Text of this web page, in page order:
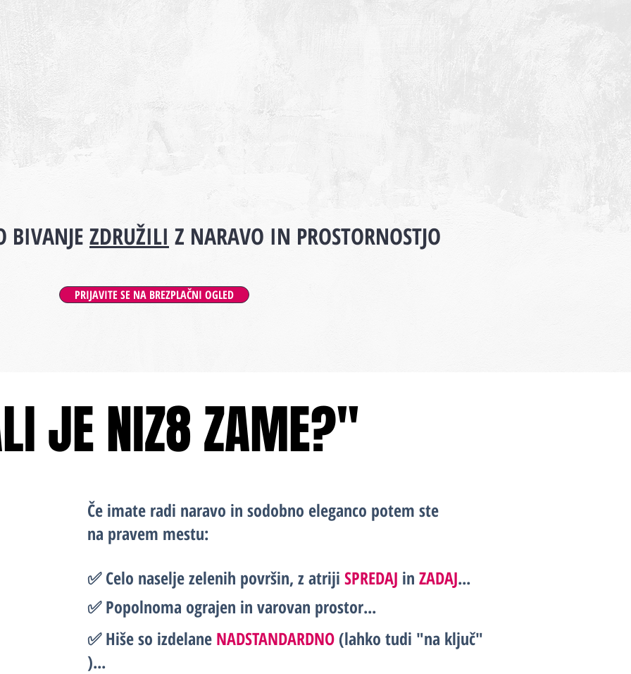
BIVANJE ZDRUŽILI Z NARAVO IN PROSTORNOSTJO
PRIJAVITE SE NA BREZPLAČNI OGLED
JE NIZ8 ZAME?"
JE NIZ8 ZAME?"
Če imate radi naravo in sodobno eleganco potem ste
na pravem mestu:
✅ Celo naselje zelenih površin, z atriji SPREDAJ in ZADAJ...
✅ Popolnoma ograjen in varovan prostor...
✅ Hiše so izdelane NADSTANDARDNO (lahko tudi "na ključ"
)...